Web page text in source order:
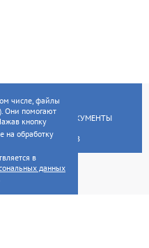
числе, файлы
Они помогают
кнопку
на обработку
в
данных
НАСЕЛЕНИЮ
НОРМАТИВНЫЕ ДОКУМЕНТЫ
ДЛЯ АКЦИОНЕРОВ